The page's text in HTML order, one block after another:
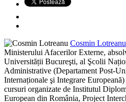
Cosmin Lotreanu
Ministerului Afacerilor Externe,
Universității Bucureşti, al Şcolii
Administrative (Departament Post-
Internaționale şi Integrare
cursuri organizate de Institutul
European din România, Project